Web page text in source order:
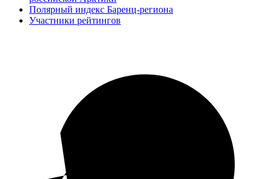
Полярный индекс Баренц-региона
Участники рейтингов